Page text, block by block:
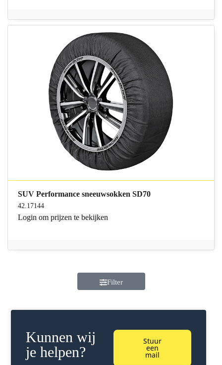
SUV Performance sneeuwsokken SD70
42.17144
Login om prijzen te bekijken
Filter
Kunnen wij
je helpen?
Stuur
een
mail